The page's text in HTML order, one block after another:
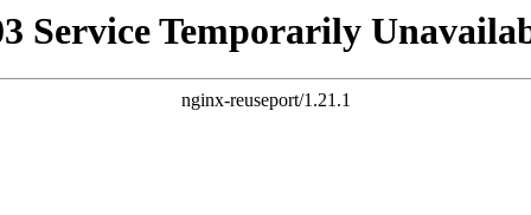
Service Temporarily
nginx-reuseport/1.21.1